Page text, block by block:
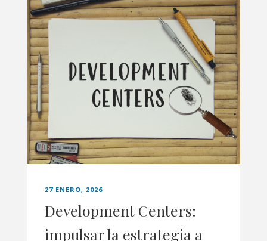
27 ENERO, 2026
Development Centers:
impulsar la estrategia a